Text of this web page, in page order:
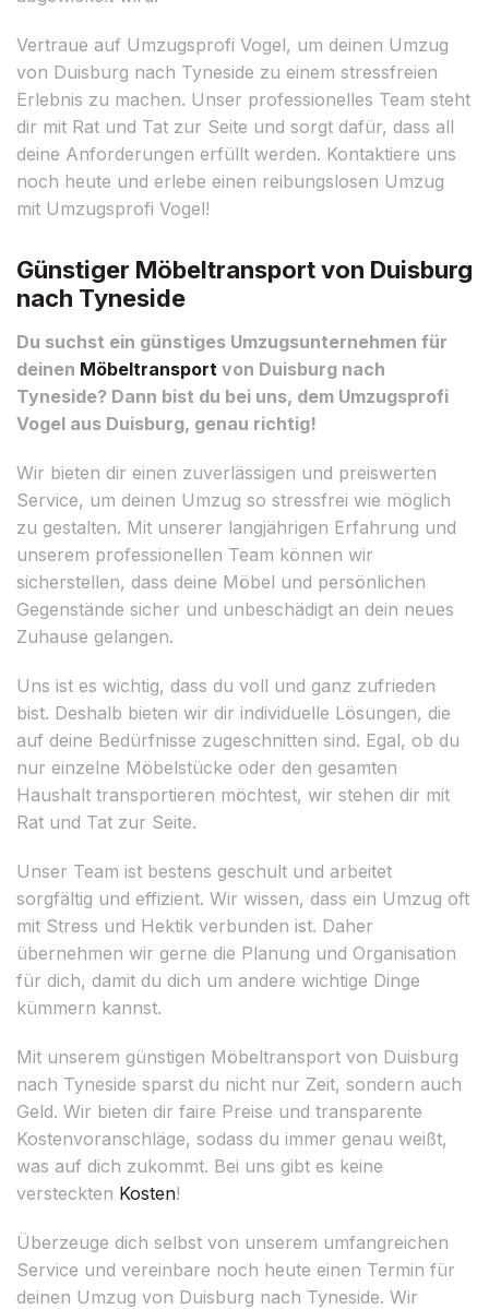
Vertraue auf Umzugsprofi Vogel, um deinen Umzug
von Duisburg nach Tyneside zu einem stressfreien
Erlebnis zu machen. Unser professionelles Team steht
dir mit Rat und Tat zur Seite und sorgt dafür, dass all
deine Anforderungen erfüllt werden. Kontaktiere uns
noch heute und erlebe einen reibungslosen Umzug
mit Umzugsprofi Vogel!
Günstiger Möbeltransport von Duisburg
nach Tyneside
Du suchst ein günstiges Umzugsunternehmen für
deinen Möbeltransport von Duisburg nach
Tyneside? Dann bist du bei uns, dem Umzugsprofi
Vogel aus Duisburg, genau richtig!
Wir bieten dir einen zuverlässigen und preiswerten
Service, um deinen Umzug so stressfrei wie möglich
zu gestalten. Mit unserer langjährigen Erfahrung und
unserem professionellen Team können wir
sicherstellen, dass deine Möbel und persönlichen
Gegenstände sicher und unbeschädigt an dein neues
Zuhause gelangen.
Uns ist es wichtig, dass du voll und ganz zufrieden
bist. Deshalb bieten wir dir individuelle Lösungen, die
auf deine Bedürfnisse zugeschnitten sind. Egal, ob du
nur einzelne Möbelstücke oder den gesamten
Haushalt transportieren möchtest, wir stehen dir mit
Rat und Tat zur Seite.
Unser Team ist bestens geschult und arbeitet
sorgfältig und effizient. Wir wissen, dass ein Umzug oft
mit Stress und Hektik verbunden ist. Daher
übernehmen wir gerne die Planung und Organisation
für dich, damit du dich um andere wichtige Dinge
kümmern kannst.
Mit unserem günstigen Möbeltransport von Duisburg
nach Tyneside sparst du nicht nur Zeit, sondern auch
Geld. Wir bieten dir faire Preise und transparente
Kostenvoranschläge, sodass du immer genau weißt,
was auf dich zukommt. Bei uns gibt es keine
versteckten Kosten!
Überzeuge dich selbst von unserem umfangreichen
Service und vereinbare noch heute einen Termin für
deinen Umzug von Duisburg nach Tyneside. Wir